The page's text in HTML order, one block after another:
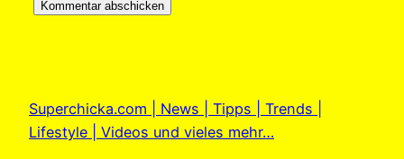
Superchicka.com | News | Tipps | Trends |
Lifestyle | Videos und vieles mehr…